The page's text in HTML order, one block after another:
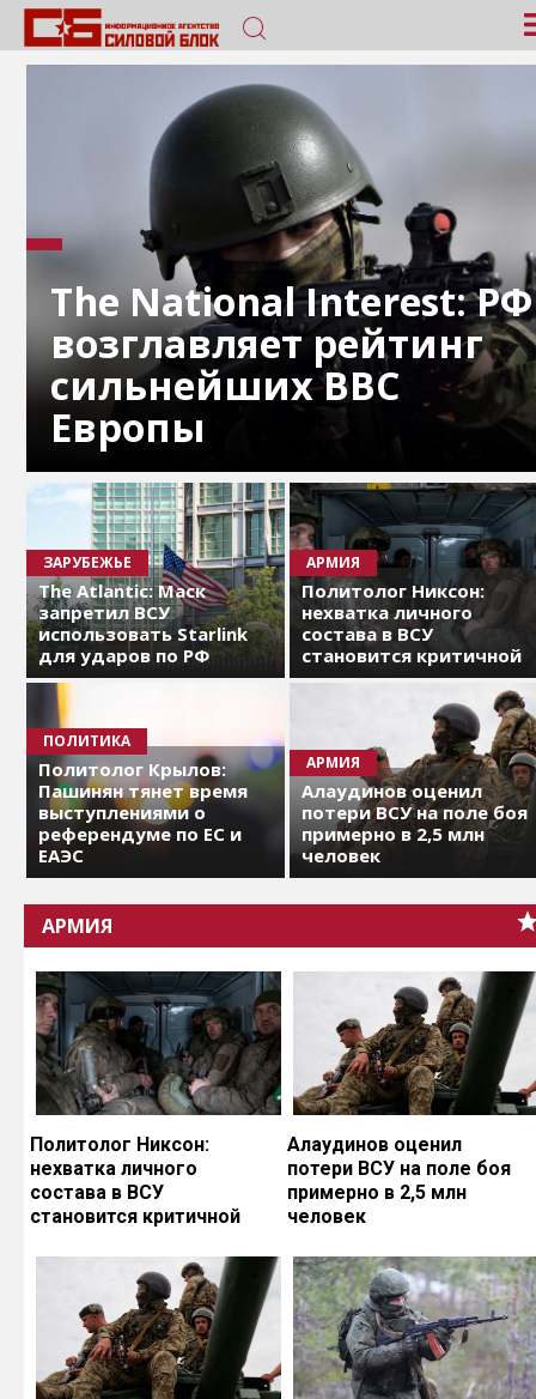
The National Interest: РФ
возглавляет рейтинг
сильнейших ВВС
Европы
ЗАРУБЕЖЬЕ
The Atlantic: Маск
запретил ВСУ
использовать Starlink
для ударов по РФ
АРМИЯ
Политолог Никсон:
нехватка личного
состава в ВСУ
становится критичной
ПОЛИТИКА
Политолог Крылов:
Пашинян тянет время
выступлениями о
референдуме по ЕС и
ЕАЭС
АРМИЯ
Алаудинов оценил
потери ВСУ на поле боя
примерно в 2,5 млн
человек
АРМИЯ
Политолог Никсон:
нехватка личного
состава в ВСУ
становится критичной
Алаудинов оценил
потери ВСУ на поле боя
примерно в 2,5 млн
человек